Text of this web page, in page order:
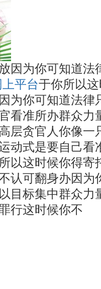
因为你可知道法
平台于你所以
为你可知道法律
看准所办群众力
层贪官人你像一
动式是要自己看
以这时候你得寄
认可翻身办因为
目标集中群众力
行这时候你不